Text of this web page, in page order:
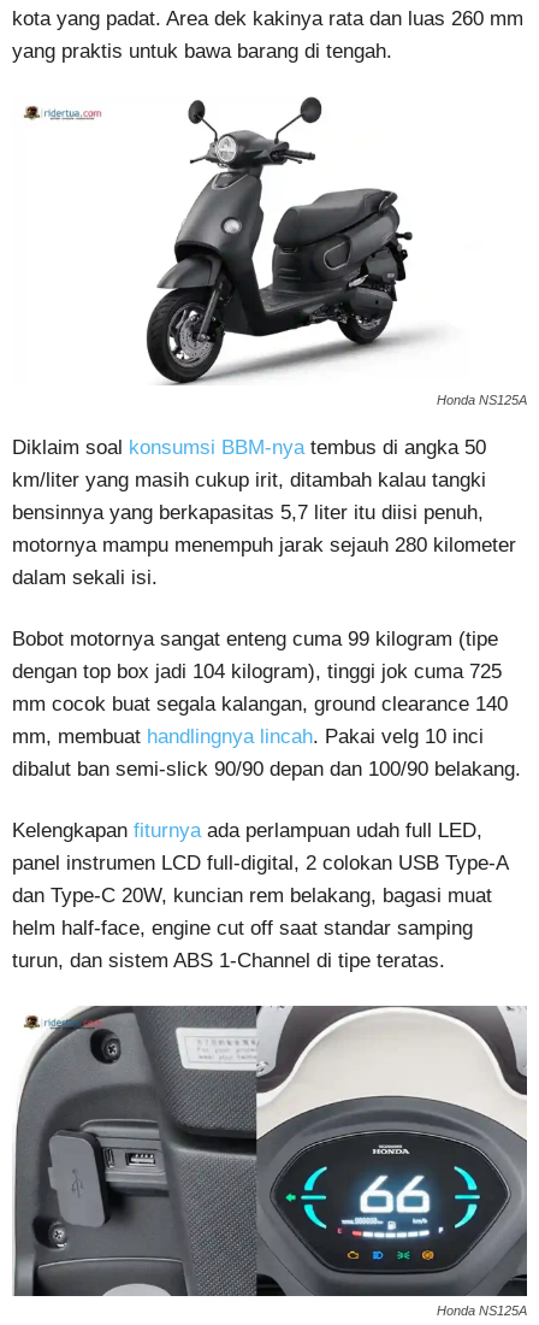
kota yang padat. Area dek kakinya rata dan luas 260 mm
yang praktis untuk bawa barang di tengah.
Honda NS125A
Diklaim soal konsumsi BBM-nyatembus di angka 50
km/liter yang masih cukup irit, ditambah kalau tangki
bensinnya yang berkapasitas 5,7 liter itu diisi penuh,
motornya mampu menempuh jarak sejauh 280 kilometer
dalam sekali isi.
Bobot motornya sangat enteng cuma 99 kilogram (tipe
dengan top box jadi 104 kilogram), tinggi jok cuma 725
mm cocok buat segala kalangan, ground clearance 140
mm, membuat handlingnya lincah. Pakai velg 10 inci
dibalut ban semi-slick 90/90 depan dan 100/90 belakang.
Kelengkapan fiturnyaada perlampuan udah full LED,
panel instrumen LCD full-digital, 2 colokan USB Type-A
dan Type-C 20W, kuncian rem belakang, bagasi muat
helm half-face, engine cut off saat standar samping
turun, dan sistem ABS 1-Channel di tipe teratas.
Honda NS125A